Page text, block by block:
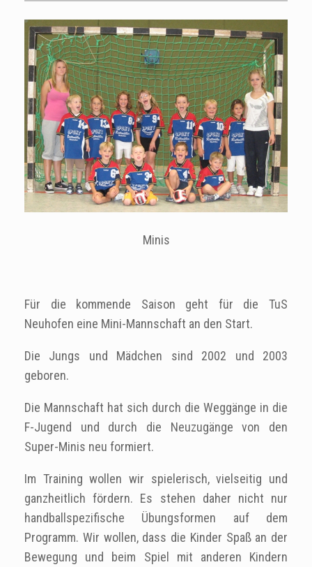
Minis
Für die kommende Saison geht für die TuS
Neuhofen eine Mini-Mannschaft an den Start.
Die Jungs und Mädchen sind 2002 und 2003
geboren.
Die Mannschaft hat sich durch die Weggänge in die
F-Jugend und durch die Neuzugänge von den
Super-Minis neu formiert.
Im Training wollen wir spielerisch, vielseitig und
ganzheitlich fördern. Es stehen daher nicht nur
handballspezifische Übungsformen auf dem
Programm. Wir wollen, dass die Kinder Spaß an der
Bewegung und beim Spiel mit anderen Kindern